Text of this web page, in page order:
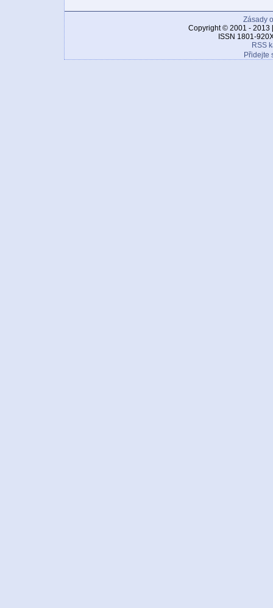
Zásady
Copyright © 2001 - 2013
ISSN 1801-
RSS
Přidejte